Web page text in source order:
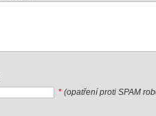
* (opatření proti SPAM